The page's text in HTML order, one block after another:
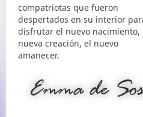
compatriotas que fueron
despertados en su interior
disfrutar el nuevo nacimiento,
nueva creación, el nuevo
amanecer.